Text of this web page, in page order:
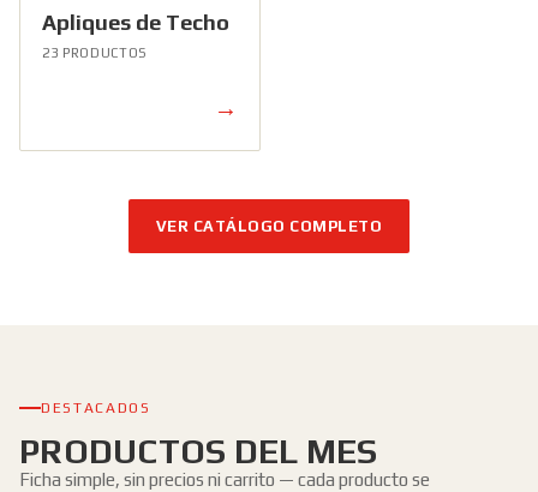
Apliques de Techo
23 PRODUCTOS
→
VER CATÁLOGO COMPLETO
DESTACADOS
PRODUCTOS DEL MES
Ficha simple, sin precios ni carrito — cada producto se